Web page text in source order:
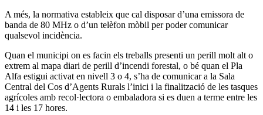
A més, la normativa estableix que cal disposar d’una emissora de
banda de 80 MHz o d’un telèfon mòbil per poder comunicar
qualsevol incidència.
Quan el municipi on es facin els treballs presenti un perill molt alt o
extrem al mapa diari de perill d’incendi forestal, o bé quan el Pla
Alfa estigui activat en nivell 3 o 4, s’ha de comunicar a la Sala
Central del Cos d’Agents Rurals l’inici i la finalització de les tasques
agrícoles amb recol·lectora o embaladora si es duen a terme entre les
14 i les 17 hores.